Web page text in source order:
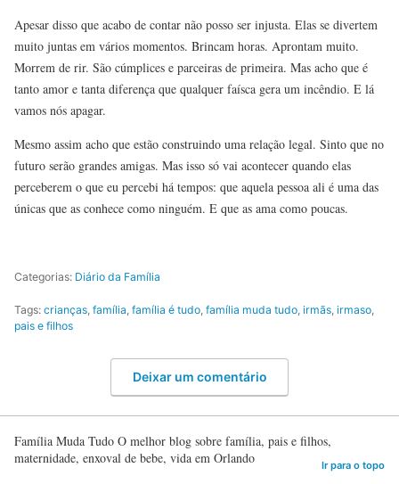
Apesar disso que acabo de contar não posso ser injusta. Elas se divertem
muito juntas em vários momentos. Brincam horas. Aprontam muito.
Morrem de rir. São cúmplices e parceiras de primeira. Mas acho que é
tanto amor e tanta diferença que qualquer faísca gera um incêndio. E lá
vamos nós apagar.
Mesmo assim acho que estão construindo uma relação legal. Sinto que no
futuro serão grandes amigas. Mas isso só vai acontecer quando elas
perceberem o que eu percebi há tempos: que aquela pessoa ali é uma das
únicas que as conhece como ninguém. E que as ama como poucas.
Categorias: Diário da Família
Tags: crianças família família é tudo família muda tudo irmãs irmaso
pais e filhos
Deixar um comentário
Família Muda Tudo O melhor blog sobre família, pais e filhos,
maternidade, enxoval de bebe, vida em Orlando
Ir para o topo